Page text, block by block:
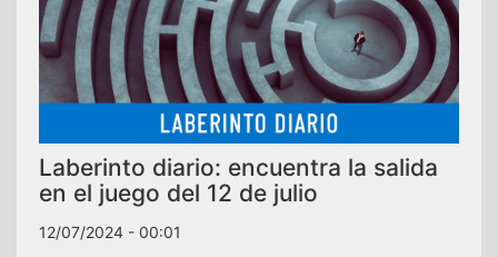
Laberinto diario: encuentra la salida
en el juego del 12 de julio
12/07/2024 - 00:01